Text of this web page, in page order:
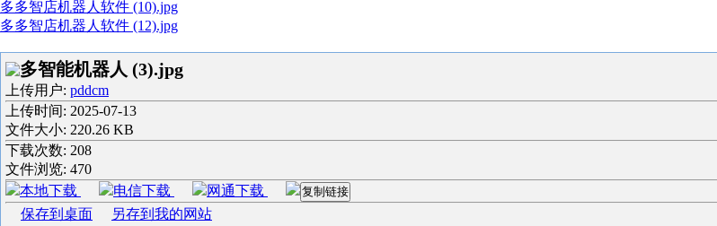
多多智店机器人软件 (10).jpg
多多智店机器人软件 (12).jpg
多智能机器人 (3).jpg
上传用户: pddcm
上传时间: 2025-07-13
文件大小: 220.26 KB
下载次数: 208
文件浏览: 470
本地下载
电信下载 网通下载 复制链接
保存到桌面
另存到我的网站